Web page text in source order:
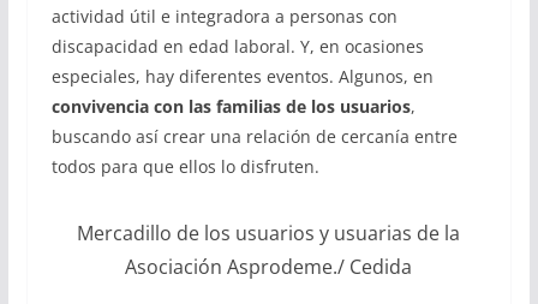
actividad útil e integradora a personas con
discapacidad en edad laboral. Y, en ocasiones
especiales, hay diferentes eventos. Algunos, en
convivencia con las familias de los usuarios,
buscando así crear una relación de cercanía entre
todos para que ellos lo disfruten.
Mercadillo de los usuarios y usuarias de la
Asociación Asprodeme./ Cedida